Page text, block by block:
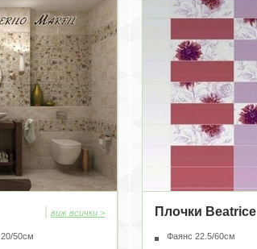
виж всички >
50см
Плочки Beatrice
Фаянс 22.5/60см